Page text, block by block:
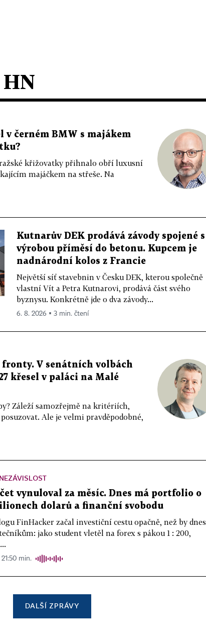
v černém BMW s majákem
křižovatky přihnalo obří luxusní
majáčkem na střeše. Na
Kutnarův DEK prodává závody spojené s
výrobou příměsí do betonu. Kupcem je
nadnárodní kolos z Francie
Největší síť stavebnin v Česku DEK, kterou společně
vlastní Vít a Petra Kutnarovi, prodává část svého
byznysu. Konkrétně jde o dva závody...
6. 8. 2026 ▪ 3 min. čtení
V senátních volbách
křesel v paláci na Malé
Záleží samozřejmě na kritériích,
Ale je velmi pravděpodobné,
vynuloval za měsíc. Dnes má portfolio o
dolarů a finanční svobodu
FinHacker začal investiční cestu opačně, než by dnes
jako student vletěl na forex s pákou 1 : 200,
min.
DALŠÍ ZPRÁVY